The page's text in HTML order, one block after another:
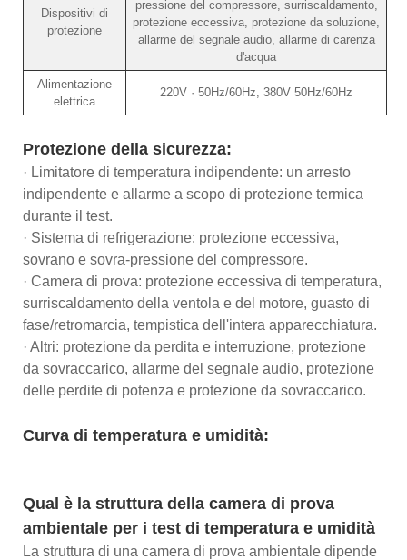
Dispositivi di
protezione
pressione del compressore, surriscaldamento,
protezione eccessiva, protezione da soluzione,
allarme del segnale audio, allarme di carenza
d'acqua
Alimentazione
elettrica
220V · 50Hz/60Hz, 380V 50Hz/60Hz
Protezione della sicurezza:
· Limitatore di temperatura indipendente: un arresto
indipendente e allarme a scopo di protezione termica
durante il test.
· Sistema di refrigerazione: protezione eccessiva,
sovrano e sovra-pressione del compressore.
· Camera di prova: protezione eccessiva di temperatura,
surriscaldamento della ventola e del motore, guasto di
fase/retromarcia, tempistica dell'intera apparecchiatura.
· Altri: protezione da perdita e interruzione, protezione
da sovraccarico, allarme del segnale audio, protezione
delle perdite di potenza e protezione da sovraccarico.
Curva di temperatura e umidità:
Qual è la struttura della camera di prova
ambientale per i test di temperatura e umidità
La struttura di una camera di prova ambientale dipende